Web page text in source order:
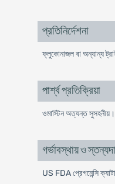
প্রতিনির্দেশনা
ফ্লুকোনাজল বা অন্যান্য
পার্শ্ব প্রতিক্রিয়া
ওমাস্টিন অত্যন্ত সুসহনীয়।
গর্ভাবস্থায় ও
US FDA প্রেগনেন্সি